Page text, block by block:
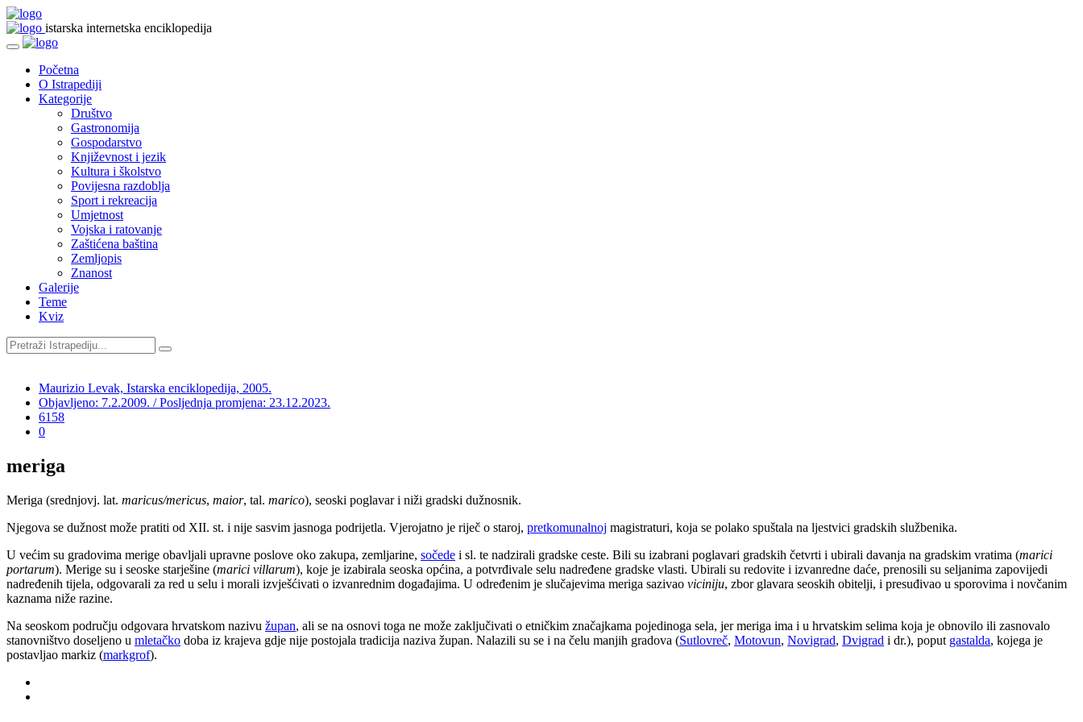
istarska internetska enciklopedija
Početna
O Istrapediji
Kategorije
Društvo
Gastronomija
Gospodarstvo
Književnost i jezik
Kultura i školstvo
Povijesna razdoblja
Sport i rekreacija
Umjetnost
Vojska i ratovanje
Zaštićena baština
Zemljopis
Znanost
Galerije
Teme
Kviz
Maurizio Levak, Istarska enciklopedija, 2005.
Objavljeno: 7.2.2009. / Posljednja promjena: 23.12.2023.
6158
0
meriga
Meriga (srednjovj. lat. maricus/mericus, maior, tal. marico), seoski poglavar i niži gradski dužnosnik.
Njegova se dužnost može pratiti od XII. st. i nije sasvim jasnoga podrijetla. Vjerojatno je riječ o staroj, pretkomunalnoj magistraturi, koja se polako spuštala na ljestvici gradskih službenika.
U većim su gradovima merige obavljali upravne poslove oko zakupa, zemljarine, sočede i sl. te nadzirali gradske ceste. Bili su izabrani poglavari gradskih četvrti i ubirali davanja na gradskim vratima (marici
portarum). Merige su i seoske starješine (marici villarum), koje je izabirala seoska općina, a potvrđivale selu nadređene gradske vlasti. Ubirali su redovite i izvanredne daće, prenosili su seljanima zapovijedi
nadređenih tijela, odgovarali za red u selu i morali izvješćivati o izvanrednim događajima. U određenim je slučajevima meriga sazivao viciniju, zbor glavara seoskih obitelji, i presuđivao u sporovima i novčanim
kaznama niže razine.
Na seoskom području odgovara hrvatskom nazivu župan, ali se na osnovi toga ne može zaključivati o etničkim značajkama pojedinoga sela, jer meriga ima i u hrvatskim selima koja je obnovilo ili zasnovalo
stanovništvo doseljeno u mletačko doba iz krajeva gdje nije postojala tradicija naziva župan. Nalazili su se i na čelu manjih gradova (Sutlovreč, Motovun, Novigrad, Dvigrad i dr.), poput gastalda, kojega je
postavljao markiz (markgrof).